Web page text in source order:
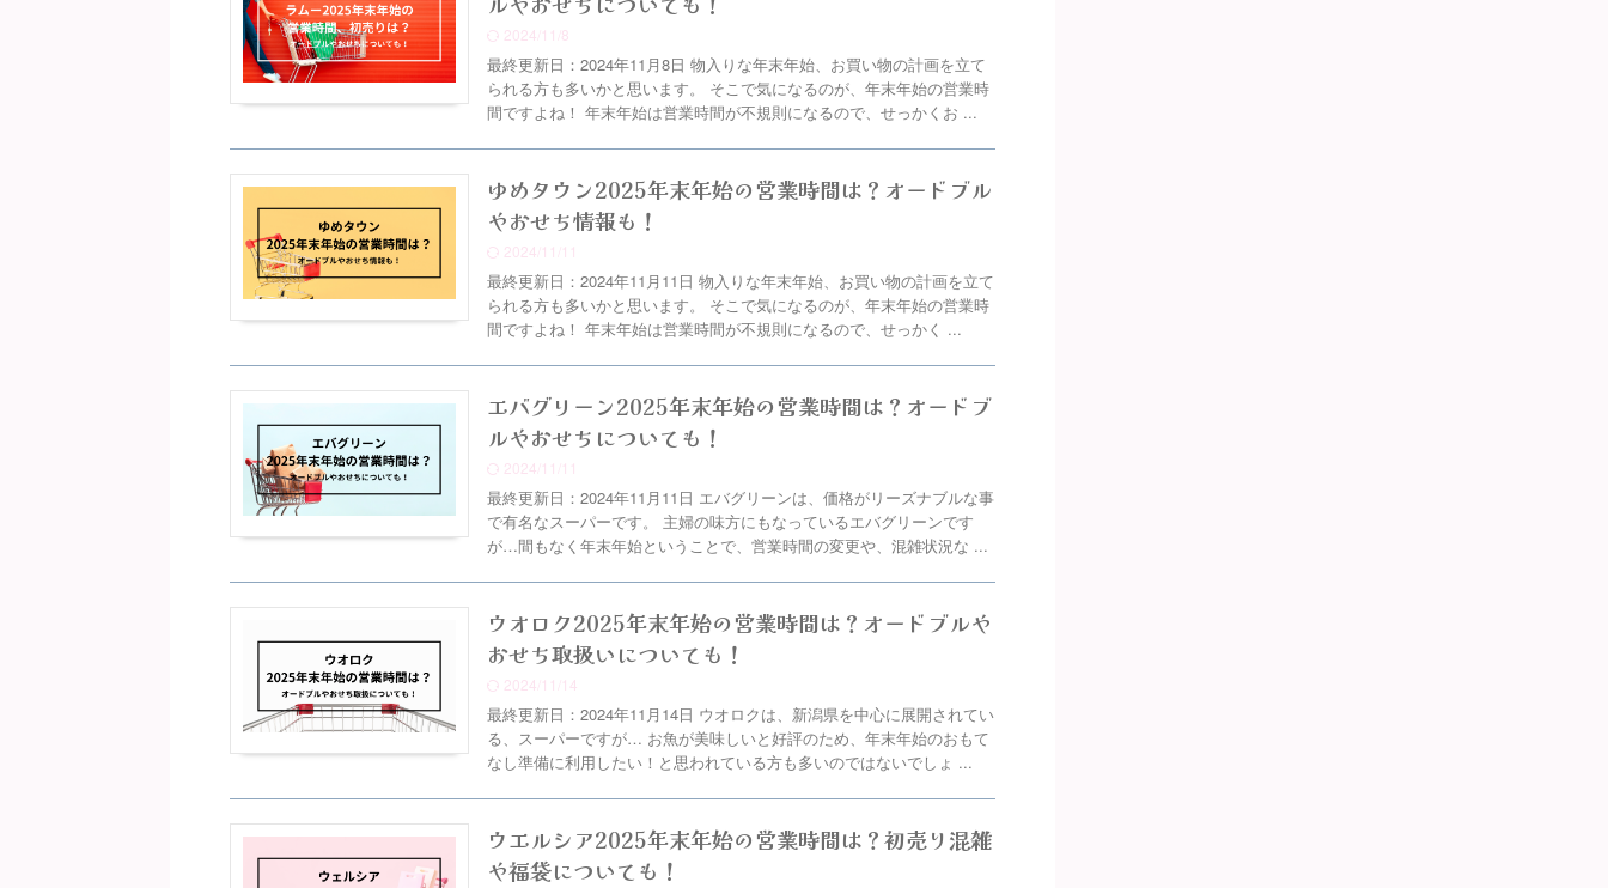
2024/11/8
最終更新日：2024年11月8日 物入りな年末年始、お買い物の計画を立て
られる方も多いかと思います。 そこで気になるのが、年末年始の営業時
間ですよね！ 年末年始は営業時間が不規則になるので、せっかくお ...
ゆめタウン2025年末年始の営業時間は？オードブル
やおせち情報も！
2024/11/11
最終更新日：2024年11月11日 物入りな年末年始、お買い物の計画を立て
られる方も多いかと思います。 そこで気になるのが、年末年始の営業時
間ですよね！ 年末年始は営業時間が不規則になるので、せっかく ...
エバグリーン2025年末年始の営業時間は？オードブ
ルやおせちについても！
2024/11/11
最終更新日：2024年11月11日 エバグリーンは、価格がリーズナブルな事
で有名なスーパーです。 主婦の味方にもなっているエバグリーンです
が…間もなく年末年始ということで、営業時間の変更や、混雑状況な ...
ウオロク2025年末年始の営業時間は？オードブルや
おせち取扱いについても！
2024/11/14
最終更新日：2024年11月14日 ウオロクは、新潟県を中心に展開されてい
る、スーパーですが… お魚が美味しいと好評のため、年末年始のおもて
なし準備に利用したい！と思われている方も多いのではないでしょ ...
ウエルシア2025年末年始の営業時間は？初売り混雑
や福袋についても！